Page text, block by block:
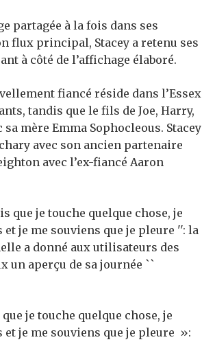
partagée à la fois dans ses
flux principal, Stacey a retenu ses
à côté de l’affichage élaboré.
fiancé réside dans l’Essex
tandis que le fils de Joe, Harry,
sa mère Emma Sophocleous. Stacey
avec son ancien partenaire
avec l’ex-fiancé Aaron
je touche quelque chose, je
et je me souviens que je pleure »: